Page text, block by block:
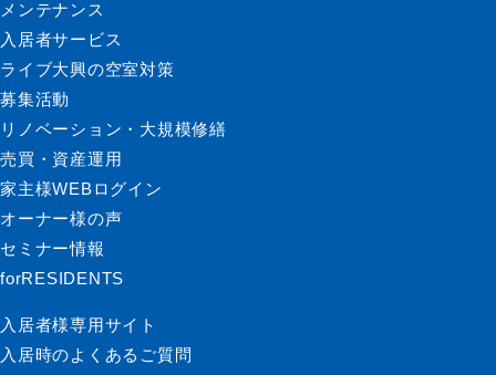
メンテナンス
入居者サービス
ライブ大興の空室対策
募集活動
リノベーション・大規模修繕
売買・資産運用
家主様WEBログイン
オーナー様の声
セミナー情報
forRESIDENTS
入居者様専用サイト
入居時のよくあるご質問